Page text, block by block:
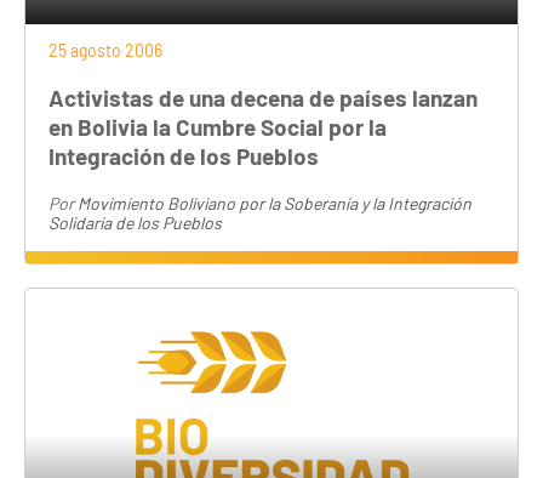
25 agosto 2006
Activistas de una decena de países lanzan
en Bolivia la Cumbre Social por la
Integración de los Pueblos
PorMovimiento Boliviano por la Soberanía y la Integración
Solidaria de los Pueblos